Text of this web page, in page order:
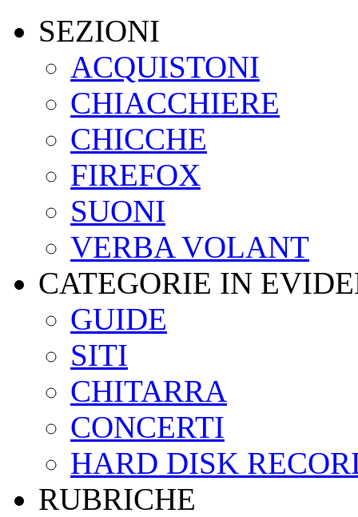
SEZIONI
ACQUISTONI
CHIACCHIERE
CHICCHE
FIREFOX
SUONI
VERBA VOLANT
CATEGORIE IN
GUIDE
SITI
CHITARRA
CONCERTI
HARD DISK
RUBRICHE